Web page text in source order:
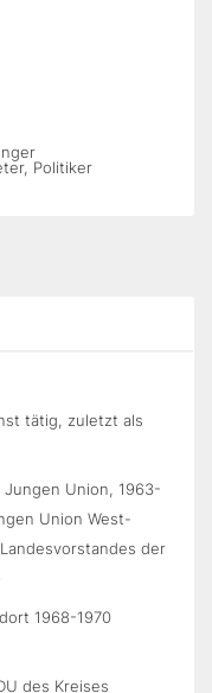
Politiker
tätig, zuletzt als
Union, 1963-
Union West-
der
1968-1970
des Kreises